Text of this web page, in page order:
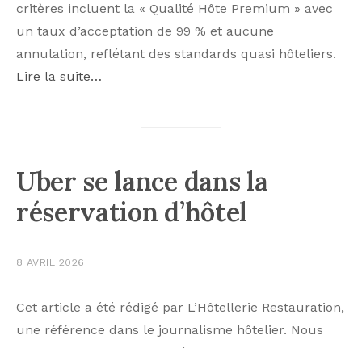
critères incluent la « Qualité Hôte Premium » avec
un taux d’acceptation de 99 % et aucune
annulation, reflétant des standards quasi hôteliers.
Lire la suite…
Uber se lance dans la
réservation d’hôtel
8 AVRIL 2026
Cet article a été rédigé par L’Hôtellerie Restauration,
une référence dans le journalisme hôtelier. Nous